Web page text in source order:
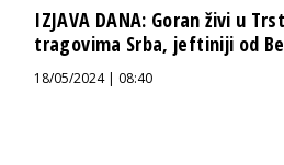
IZJAVA DANA: Goran živi u
tragovima Srba, jeftiniji od
18/05/2024 | 08:40